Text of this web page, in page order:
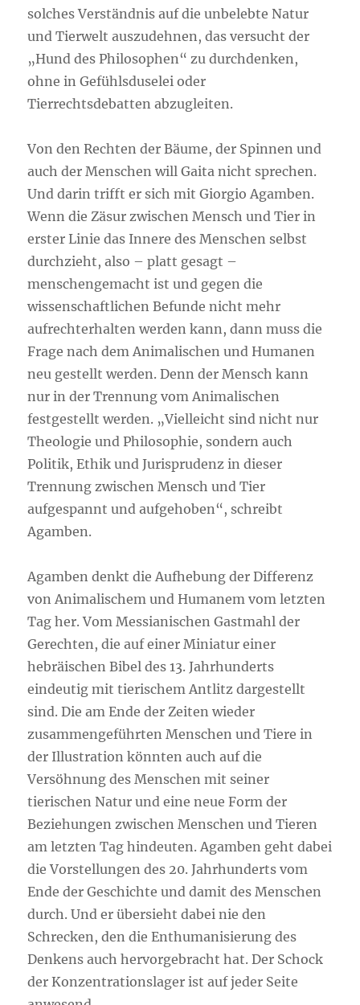
solches Verständnis auf die unbelebte Natur
und Tierwelt auszudehnen, das versucht der
„Hund des Philosophen“ zu durchdenken,
ohne in Gefühlsduselei oder
Tierrechtsdebatten abzugleiten.
Von den Rechten der Bäume, der Spinnen und
auch der Menschen will Gaita nicht sprechen.
Und darin trifft er sich mit Giorgio Agamben.
Wenn die Zäsur zwischen Mensch und Tier in
erster Linie das Innere des Menschen selbst
durchzieht, also – platt gesagt –
menschengemacht ist und gegen die
wissenschaftlichen Befunde nicht mehr
aufrechterhalten werden kann, dann muss die
Frage nach dem Animalischen und Humanen
neu gestellt werden. Denn der Mensch kann
nur in der Trennung vom Animalischen
festgestellt werden. „Vielleicht sind nicht nur
Theologie und Philosophie, sondern auch
Politik, Ethik und Jurisprudenz in dieser
Trennung zwischen Mensch und Tier
aufgespannt und aufgehoben“, schreibt
Agamben.
Agamben denkt die Aufhebung der Differenz
von Animalischem und Humanem vom letzten
Tag her. Vom Messianischen Gastmahl der
Gerechten, die auf einer Miniatur einer
hebräischen Bibel des 13. Jahrhunderts
eindeutig mit tierischem Antlitz dargestellt
sind. Die am Ende der Zeiten wieder
zusammengeführten Menschen und Tiere in
der Illustration könnten auch auf die
Versöhnung des Menschen mit seiner
tierischen Natur und eine neue Form der
Beziehungen zwischen Menschen und Tieren
am letzten Tag hindeuten. Agamben geht dabei
die Vorstellungen des 20. Jahrhunderts vom
Ende der Geschichte und damit des Menschen
durch. Und er übersieht dabei nie den
Schrecken, den die Enthumanisierung des
Denkens auch hervorgebracht hat. Der Schock
der Konzentrationslager ist auf jeder Seite